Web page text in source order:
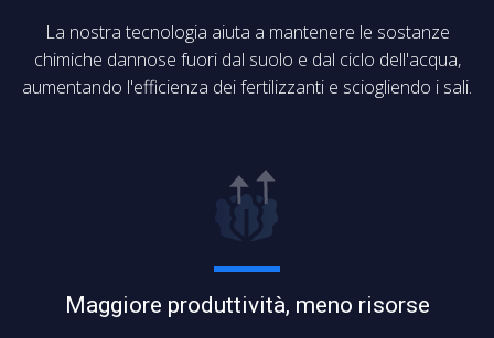
La nostra tecnologia aiuta a mantenere le sostanze
chimiche dannose fuori dal suolo e dal ciclo dell'acqua,
aumentando l'efficienza dei fertilizzanti e sciogliendo i sali.
Maggiore produttività, meno risorse